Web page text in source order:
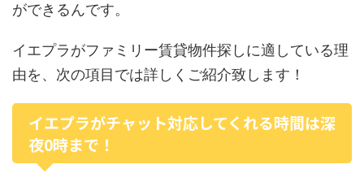
ができるんです。
イエプラがファミリー賃貸物件探しに適している理
由を、次の項目では詳しくご紹介致します！
イエプラがチャット対応してくれる時間は深
夜0時まで！